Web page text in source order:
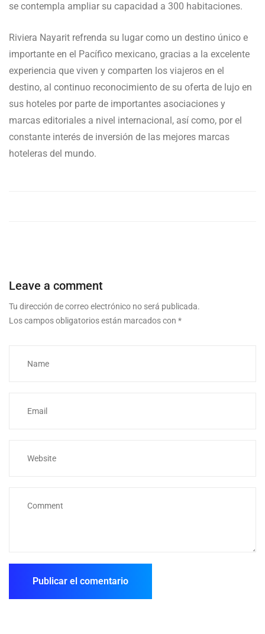
se contempla ampliar su capacidad a 300 habitaciones.
Riviera Nayarit refrenda su lugar como un destino único e
importante en el Pacífico mexicano, gracias a la excelente
experiencia que viven y comparten los viajeros en el
destino, al continuo reconocimiento de su oferta de lujo en
sus hoteles por parte de importantes asociaciones y
marcas editoriales a nivel internacional, así como, por el
constante interés de inversión de las mejores marcas
hoteleras del mundo.
Leave a comment
Tu dirección de correo electrónico no será publicada.
Los campos obligatorios están marcados con *